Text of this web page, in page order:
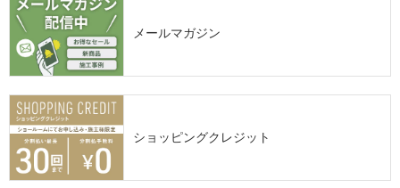
メールマガジン
ショッピングクレジット